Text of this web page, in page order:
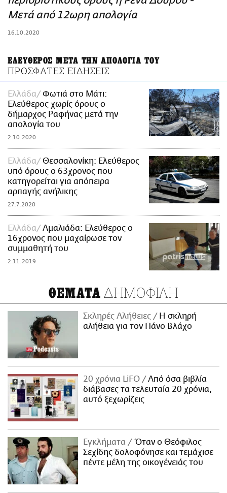
ΑΜΠΑ
Μετά από 12ωρη απολογία
16.10.2020
ΕΛΕΥΘΕΡΟΣ ΜΕΤΑ ΤΗΝ ΑΠΟΛΟΓΙΑ ΤΟΥ
ΠΡΟΣΦΑΤΕΣ ΕΙΔΗΣΕΙΣ
Ελλάδα
Φωτιά στο Μάτι:
Ελεύθερος χωρίς όρους ο
δήμαρχος Ραφήνας μετά την
απολογία του
2.10.2020
Ελλάδα
Θεσσαλονίκη: Ελεύθερος
υπό όρους ο 63χρονος που
κατηγορείται για απόπειρα
αρπαγής ανήλικης
27.7.2020
Ελλάδα
Αμαλιάδα: Ελεύθερος ο
16χρονος που μαχαίρωσε τον
συμμαθητή του
2.11.2019
ΘΕΜΑΤΑ ΔΗΜΟΦΙΛΗ
Σκληρές Αλήθειες
H σκληρή
αλήθεια για τον Πάνο Βλάχο
20 χρόνια LiFO
Από όσα βιβλία
διάβασες τα τελευταία 20 χρόνια,
αυτό ξεχωρίζεις
Εγκλήματα
Όταν ο Θεόφιλος
Σεχίδης δολοφόνησε και τεμάχισε
πέντε μέλη της οικογένειάς του